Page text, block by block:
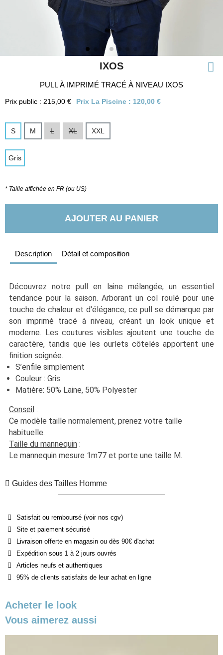
IXOS
PULL À IMPRIMÉ TRACÉ À NIVEAU IXOS
Prix public : 215,00 € Prix La Piscine : 120,00 €
S M L XL XXL
Gris
* Taille affichée en FR (ou US)
AJOUTER AU PANIER
Description Détail et composition
Découvrez notre pull en laine mélangée, un essentiel
tendance pour la saison. Arborant un col roulé pour une
touche de chaleur et d'élégance, ce pull se démarque par
son imprimé tracé à niveau, créant un look unique et
moderne. Les coutures visibles ajoutent une touche de
caractère, tandis que les ourlets côtelés apportent une
finition soignée.
S’enfile simplement
Couleur : Gris
Matière: 50% Laine, 50% Polyester
Conseil :
Ce modèle taille normalement, prenez votre taille
habituelle.
Taille du mannequin :
Le mannequin mesure 1m77 et porte une taille M.
Guides des Tailles Homme
Satisfait ou remboursé (voir nos cgv)
Site et paiement sécurisé
Livraison offerte en magasin ou dès 90€ d'achat
Expédition sous 1 à 2 jours ouvrés
Articles neufs et authentiques
95% de clients satisfaits de leur achat en ligne
Acheter le look
Vous aimerez aussi